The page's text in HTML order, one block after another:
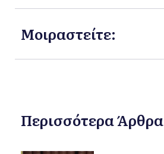
Μοιραστείτε:
Περισσότερα Άρθρα